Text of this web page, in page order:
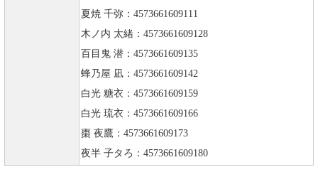
夏焼 千弥：4573661609111
木ノ内 太緒：4573661609128
百目鬼 潜：4573661609135
蜂乃屋 凪：4573661609142
白光 糖衣：4573661609159
白光 琉衣：4573661609166
棗 夜鷹：4573661609173
夜半 子タろ：4573661609180